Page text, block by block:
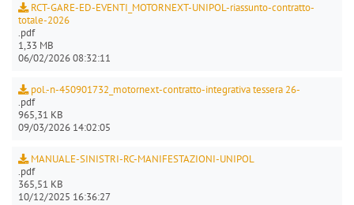
RCT-GARE-ED-EVENTI_MOTORNEXT-UNIPOL-riassunto-contratto-
totale-2026
.pdf
1,33 MB
06/02/2026 08:32:11
pol.-n-450901732_motornext-contratto-integrativa tessera 26-
.pdf
965,31 KB
09/03/2026 14:02:05
MANUALE-SINISTRI-RC-MANIFESTAZIONI-UNIPOL
.pdf
365,51 KB
10/12/2025 16:36:27